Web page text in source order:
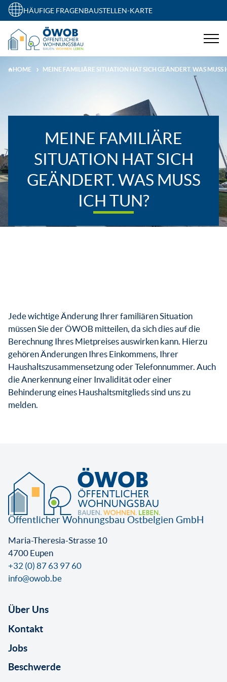
HÄUFIGE FRAGENBAUSTELLEN-KARTE
HOME MEINE FAMILIÄRE SITUATION HAT SICH GEÄNDERT. WAS MUSS
MEINE FAMILIÄRE
SITUATION HAT SICH
GEÄNDERT. WAS MUSS
ICH TUN?
Jede wichtige Änderung Ihrer familiären Situation
müssen Sie der ÖWOB mitteilen, da sich dies auf die
Berechnung Ihres Mietpreises auswirken kann. Hierzu
gehören Änderungen Ihres Einkommens, Ihrer
Haushaltszusammensetzung oder Telefonnummer. Auch
die Anerkennung einer Invalidität oder einer
Behinderung eines Haushaltsmitglieds sind uns zu
melden.
Öffentlicher Wohnungsbau Ostbelgien GmbH
Maria-Theresia-Strasse 10
4700 Eupen
+32 (0) 87 63 97 60
info@owob.be
Über Uns
Kontakt
Jobs
Beschwerde